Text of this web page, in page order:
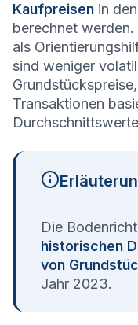
Kaufpreisen in
berechnet
als
sind weniger
Transaktionen
Die
historischen
von
Jahr 2023.